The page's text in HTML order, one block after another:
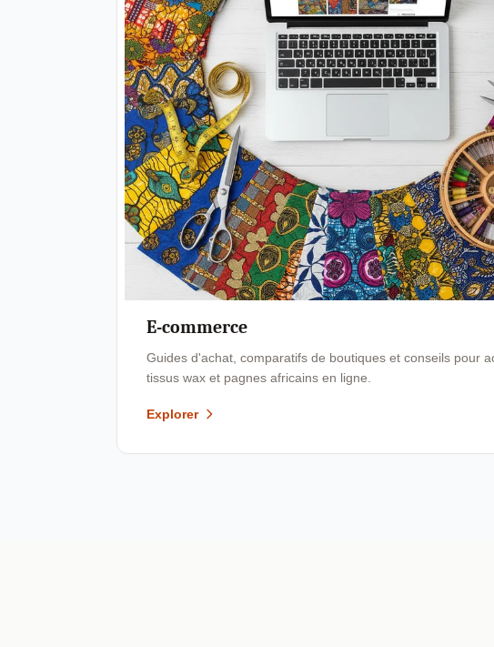
E-commerce
Guides d'achat, comparatifs de boutiques et conseils pour
tissus wax et pagnes africains en ligne.
Explorer